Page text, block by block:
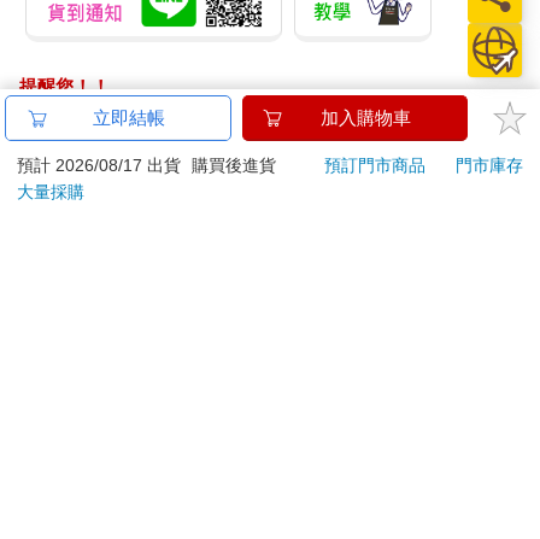
提醒您！！
金石堂及銀行均不會請您操作ATM! 如接獲電話要求您前往
ATM提款機，請不要聽從指示，以免受騙上當！
退換貨須知：
立即結帳 加入購物車
預計 2026/08/17 出貨 購買後進貨 預訂門市商品
門市庫存
大量採購